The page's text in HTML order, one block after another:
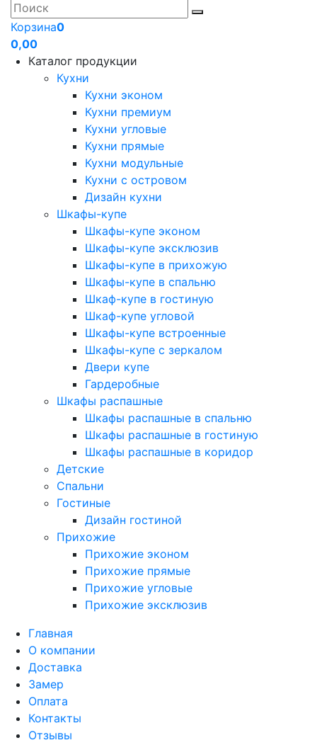
Корзина0
0,00
Каталог продукции
Кухни
Кухни эконом
Кухни премиум
Кухни угловые
Кухни прямые
Кухни модульные
Кухни с островом
Дизайн кухни
Шкафы-купе
Шкафы-купе эконом
Шкафы-купе эксклюзив
Шкафы-купе в прихожую
Шкафы-купе в спальню
Шкаф-купе в гостиную
Шкаф-купе угловой
Шкафы-купе встроенные
Шкафы-купе с зеркалом
Двери купе
Гардеробные
Шкафы распашные
Шкафы распашные в спальню
Шкафы распашные в гостиную
Шкафы распашные в коридор
Детские
Спальни
Гостиные
Дизайн гостиной
Прихожие
Прихожие эконом
Прихожие прямые
Прихожие угловые
Прихожие эксклюзив
Главная
О компании
Доставка
Замер
Оплата
Контакты
Отзывы